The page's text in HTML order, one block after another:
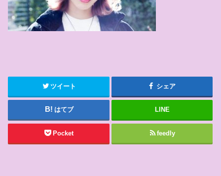
ツイート シェア
はてブ LINE
Pocket feedly